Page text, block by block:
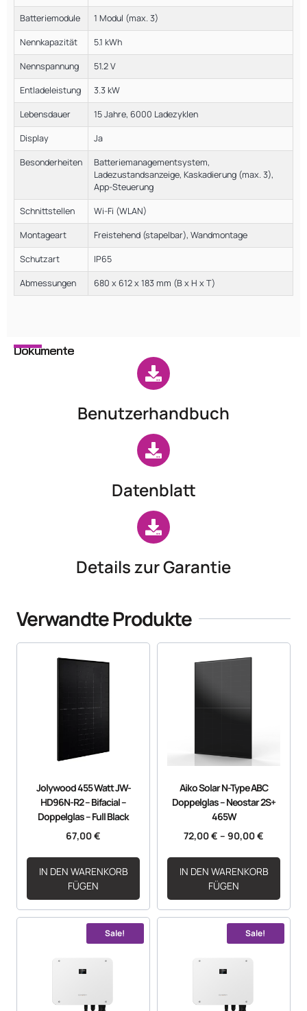
Batteriemodule 1 Modul (max. 3)
Nennkapazität 5.1 kWh
Nennspannung 51.2 V
Entladeleistung 3.3 kW
Lebensdauer 15 Jahre, 6000 Ladezyklen
Display Ja
Besonderheiten
Batteriemanagementsystem,
Ladezustandsanzeige, Kaskadierung (max. 3),
App-Steuerung
Schnittstellen Wi-Fi (WLAN)
Montageart Freistehend (stapelbar), Wandmontage
Schutzart IP65
Abmessungen 680 x 612 x 183 mm (B x H x T)
Dokumente
Benutzerhandbuch
Datenblatt
Details zur Garantie
Verwandte Produkte
Jolywood 455 Watt JW-
HD96N-R2 – Bifacial –
Doppelglas – Full Black
67,00€
IN DEN WARENKORB
FÜGEN
Aiko Solar N-Type ABC
Doppelglas – Neostar 2S+
465W
72,00€ – 90,00€
IN DEN WARENKORB
FÜGEN
Sale! Sale!